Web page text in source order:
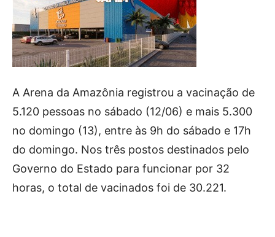
A Arena da Amazônia registrou a vacinação de
5.120 pessoas no sábado (12/06) e mais 5.300
no domingo (13), entre às 9h do sábado e 17h
do domingo. Nos três postos destinados pelo
Governo do Estado para funcionar por 32
horas, o total de vacinados foi de 30.221.